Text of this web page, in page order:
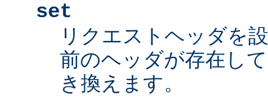
set
リクエストヘッダを
前のヘッダが存在し
き換えます。